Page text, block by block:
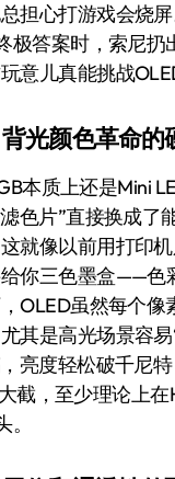
担心打游戏会烧
极答案时，索尼扔
意儿真能挑战
光颜色革命的
本质上还是Mini
色片”直接换成了
就像以前用打印
你三色墨盒——色
OLED虽然每个像
其是高光场景容
亮度轻松破千尼
截，至少理论上